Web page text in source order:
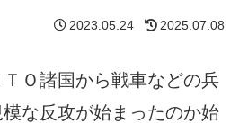
2023.05.24 2025.07.08
Ｏ諸国から戦車などの兵
な反攻が始まったのか始